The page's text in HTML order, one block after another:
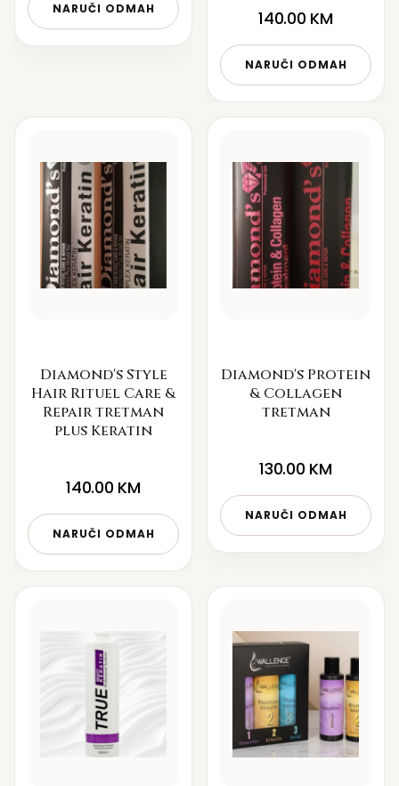
NARUČI ODMAH 140.00 KM
NARUČI ODMAH
Diamond's Style
Hair Rituel Care &
Repair tretman
plus Keratin
140.00 KM
NARUČI ODMAH
Diamond's Protein
& Collagen
tretman
130.00 KM
NARUČI ODMAH